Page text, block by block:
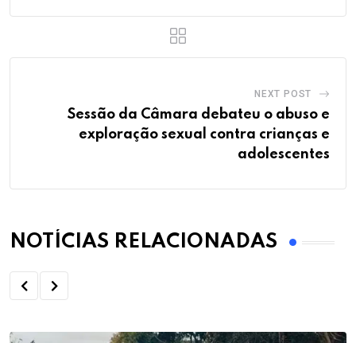
NEXT POST
Sessão da Câmara debateu o abuso e
exploração sexual contra crianças e
adolescentes
NOTÍCIAS RELACIONADAS